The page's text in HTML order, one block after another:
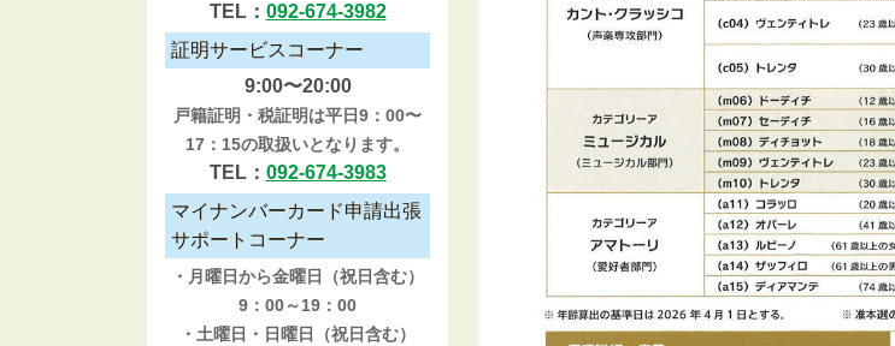
TEL： 092-674-3982
証明サービスコーナー
9:00〜20:00
戸籍証明・税証明は平日9：00〜
17：15の取扱いとなります。
TEL： 092-674-3983
マイナンバーカード申請出張
サポートコーナー
・月曜日から金曜日（祝日含む）
9：00～19：00
・土曜日・日曜日（祝日含む）